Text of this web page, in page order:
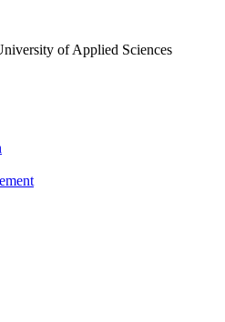
of Applied Sciences